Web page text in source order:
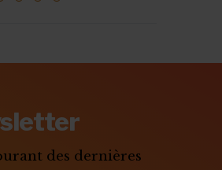
des dernières